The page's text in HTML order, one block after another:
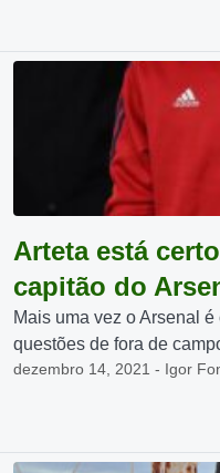
Arteta está
capitão do
Mais uma vez o Arsenal
questões de fora de
dezembro 14, 2021 - Igor